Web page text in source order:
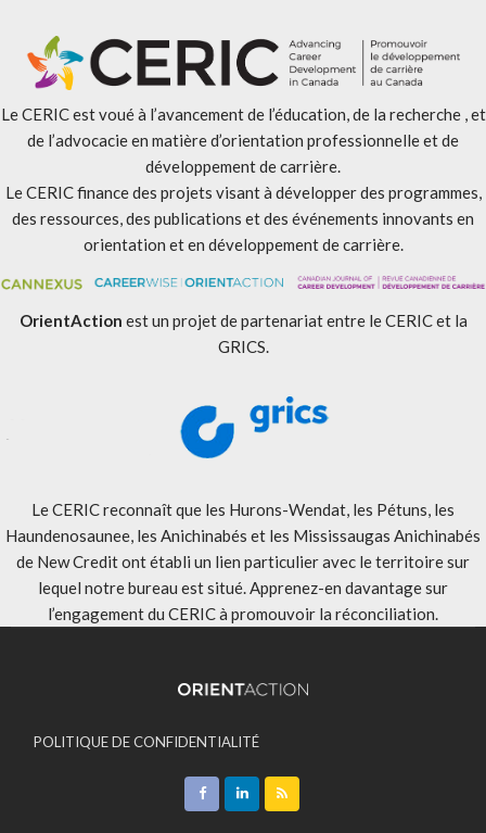
Le CERIC est voué à l’avancement de l’éducation, de la recherche , et
de l’advocacie en matière d’orientation professionnelle et de
développement de carrière.
Le CERIC finance des projets visant à développer des programmes,
des ressources, des publications et des événements innovants en
orientation et en développement de carrière.
OrientAction est un projet de partenariat entre le CERIC et la
GRICS.
Le CERIC reconnaît que les Hurons-Wendat, les Pétuns, les
Haundenosaunee, les Anichinabés et les Mississaugas Anichinabés
de New Credit ont établi un lien particulier avec le territoire sur
lequel notre bureau est situé. Apprenez-en davantage sur
l’engagement du CERIC à promouvoir la réconciliation.
POLITIQUE DE CONFIDENTIALITÉ
ACCEPTATION DES MODALITÉS CONTACT